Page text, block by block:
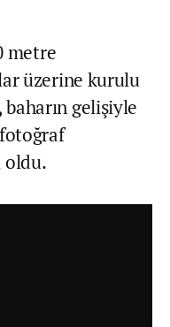
metre
üzerine kurulu
baharın gelişiyle
oldu.